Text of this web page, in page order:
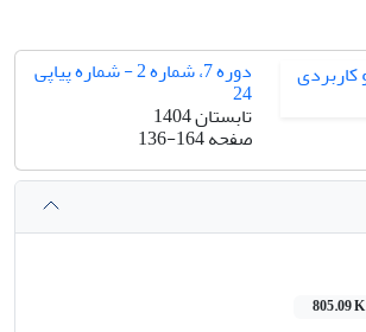
دوره 7، شماره 2 - شماره پیاپی
24
تابستان 1404
صفحه136-164
805.09 K